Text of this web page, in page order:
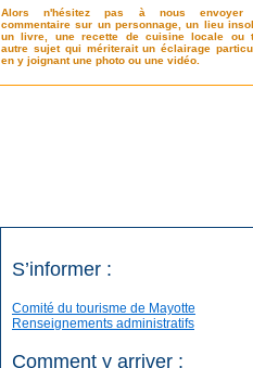
Alors n'hésitez pas à nous envoyer
commentaire sur un personnage, un lieu
un livre, une recette de cuisine locale ou
autre sujet qui mériterait un éclairage
en y joignant une photo ou une vidéo.
S’informer :
Comité du tourisme de Mayotte
Renseignements administratifs
Comment y arriver :